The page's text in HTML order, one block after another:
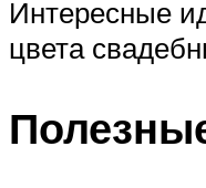
Интересные
цвета